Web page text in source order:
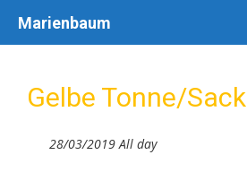
Marienbaum
Gelbe Tonne/Sack
28/03/2019 All day